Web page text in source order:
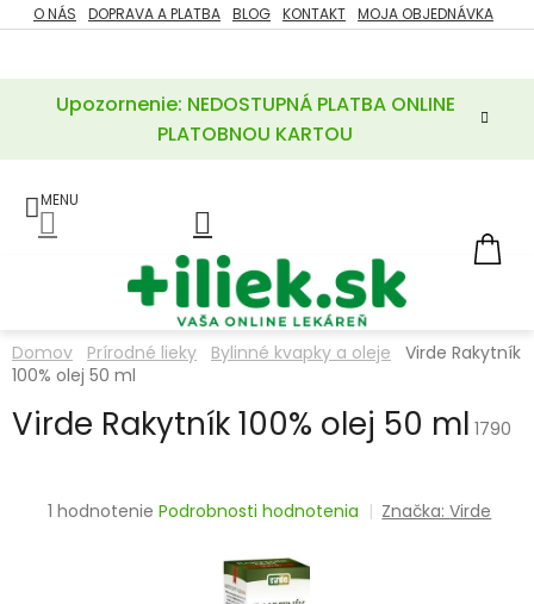
Prejsť
na
Upozornenie: NEDOSTUPNÁ PLATBA ONLINE
PLATOBNOU KARTOU
O NÁS DOPRAVA A PLATBA BLOG KONTAKT MOJA OBJEDNÁVKA
ZĽAVY
POTREBY
A
LIEKY
VITAMÍNY
MINERÁLY
Domov Prírodné lieky Bylinné kvapky a oleje
Virde Rakytník
100% olej 50 ml
Virde Rakytník 100% olej 50 ml 1790
Priemerné
1 hodnotenie Podrobnosti hodnotenia Značka:Virde